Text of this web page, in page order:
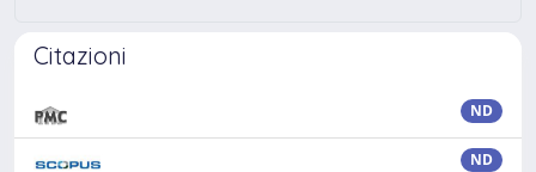
Citazioni
ND
ND